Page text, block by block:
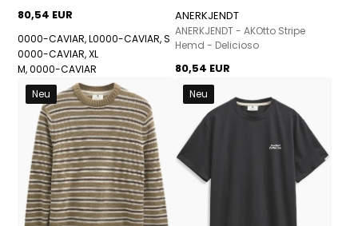
80,54 EUR
0000-CAVIAR, L0000-CAVIAR, S
0000-CAVIAR, XL
M, 0000-CAVIAR
ANERKJENDT
ANERKJENDT - AKOtto Stripe
Hemd - Delicioso
80,54 EUR
Neu Neu